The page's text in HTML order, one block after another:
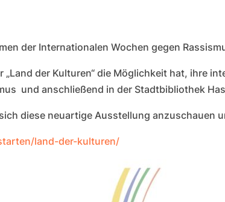
der Internationalen Wochen gegen
der Kulturen“ die Möglichkeit hat, ihre
und anschließend in der Stadtbibliothek
diese neuartige Ausstellung anzuschauen
land-der-kulturen/